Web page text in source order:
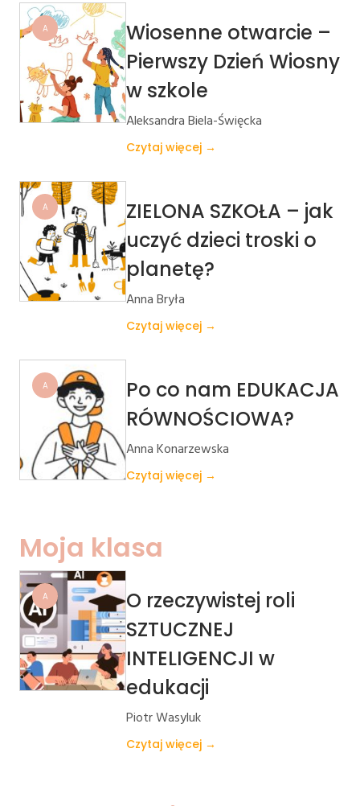
A
Wiosenne otwarcie –
Pierwszy Dzień Wiosny
w szkole
Aleksandra Biela-Święcka
Czytaj więcej →
A
ZIELONA SZKOŁA – jak
uczyć dzieci troski o
planetę?
Anna Bryła
Czytaj więcej →
A
Po co nam EDUKACJA
RÓWNOŚCIOWA?
Anna Konarzewska
Czytaj więcej →
Moja klasa
A
O rzeczywistej roli
SZTUCZNEJ
INTELIGENCJI w
edukacji
Piotr Wasyluk
Czytaj więcej →